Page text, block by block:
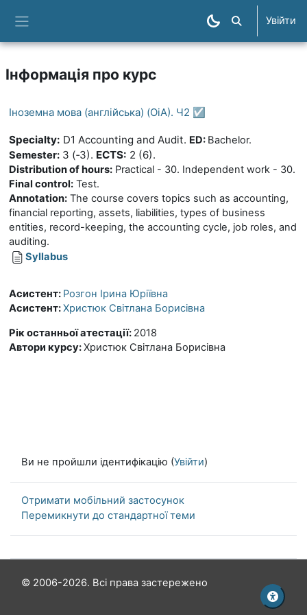
Пошук курсів
Увійти
Інформація про курс
Іноземна мова (англійська) (ОіА). Ч2 ☑️
Specialty: D1 Accounting and Audit. ED: Bachelor.
Semester: 3 (‑3). ECTS: 2 (6).
Distributionof hours: Practical - 30. Independent work - 30.
Final control: Test.
Annotation: The course covers topics such as accounting,
financial reporting, assets, liabilities, types of business
entities, record-keeping, the accounting cycle, job roles, and
auditing.
Syllabus
Асистент: Розгон Ірина Юріївна
Асистент:Христюк Світлана Борисівна
Рік останньої атестації: 2018
Автори курсу:Христюк Світлана Борисівна
Ви не пройшли ідентифікацію (Увійти)
Отримати мобільний застосунок
Перемикнути до стандартної теми
© 2006-2026. Всі права застережено